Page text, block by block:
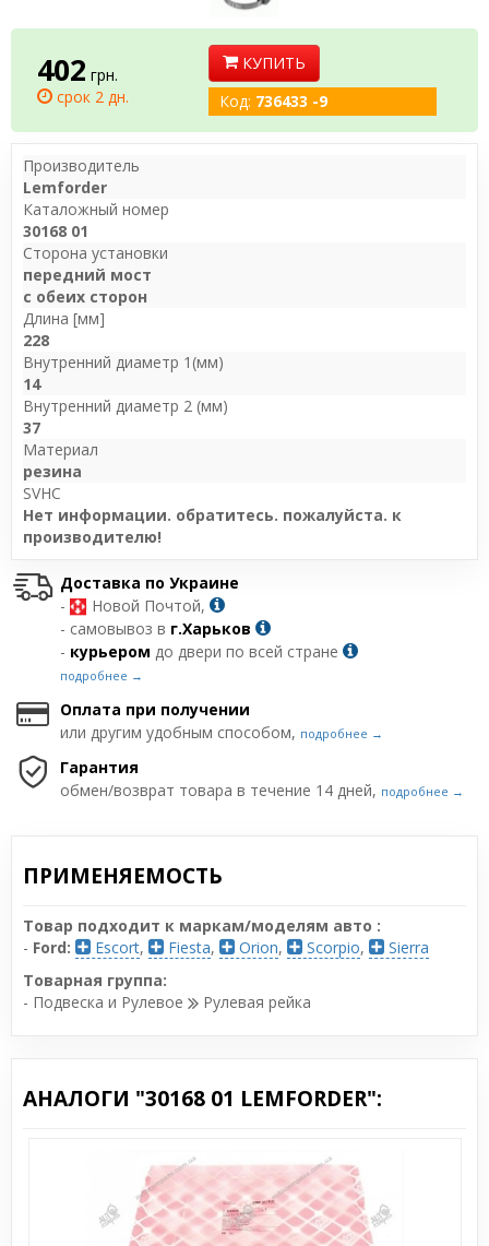
402 грн.
срок 2 дн.
КУПИТЬ
Код: 736433 -9
Производитель
Lemforder
Каталожный номер
30168 01
Сторона установки
передний мост
с обеих сторон
Длина [мм]
228
Внутренний диаметр 1(мм)
14
Внутренний диаметр 2 (мм)
37
Материал
резина
SVHC
Нет информации. обратитесь. пожалуйста. к
производителю!
Доставка по Украине
-
Новой Почтой,
- самовывоз в г.Харьков
- курьером до двери по всей стране
подробнее →
Оплата при получении
или другим удобным способом, подробнее →
Гарантия
обмен/возврат товара в течение 14 дней, подробнее →
ПРИМЕНЯЕМОСТЬ
Товар подходит к маркам/моделям авто :
- Ford: Escort, Fiesta, Orion, Scorpio,
Sierra
Товарная группа:
- Подвеска и Рулевое
Рулевая рейка
АНАЛОГИ "30168 01 LEMFORDER":